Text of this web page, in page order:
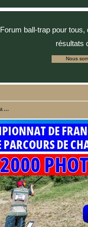
Forum ball-trap pour
résultats
Nous
Techniques de tir à la fosse DTL et Trap One